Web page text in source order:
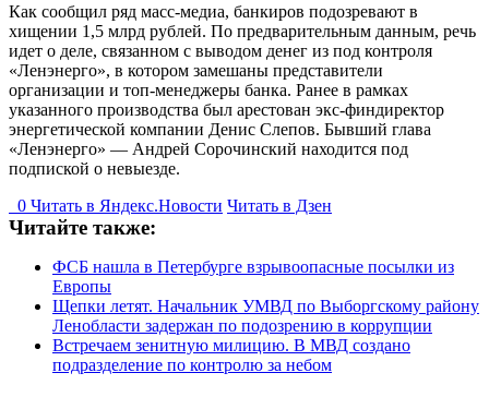
Как сообщил ряд масс-медиа, банкиров подозревают в
хищении 1,5 млрд рублей. По предварительным данным, речь
идет о деле, связанном с выводом денег из под контроля
«Ленэнерго», в котором замешаны представители
организации и топ-менеджеры банка. Ранее в рамках
указанного производства был арестован экс-финдиректор
энергетической компании Денис Слепов. Бывший глава
«Ленэнерго» — Андрей Сорочинский находится под
подпиской о невыезде.
0 Читать в Яндекс.Новости Читать в Дзен
Читайте также:
ФСБ нашла в Петербурге взрывоопасные посылки из
Европы
Щепки летят. Начальник УМВД по Выборгскому району
Ленобласти задержан по подозрению в коррупции
Встречаем зенитную милицию. В МВД создано
подразделение по контролю за небом